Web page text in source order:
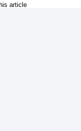
article